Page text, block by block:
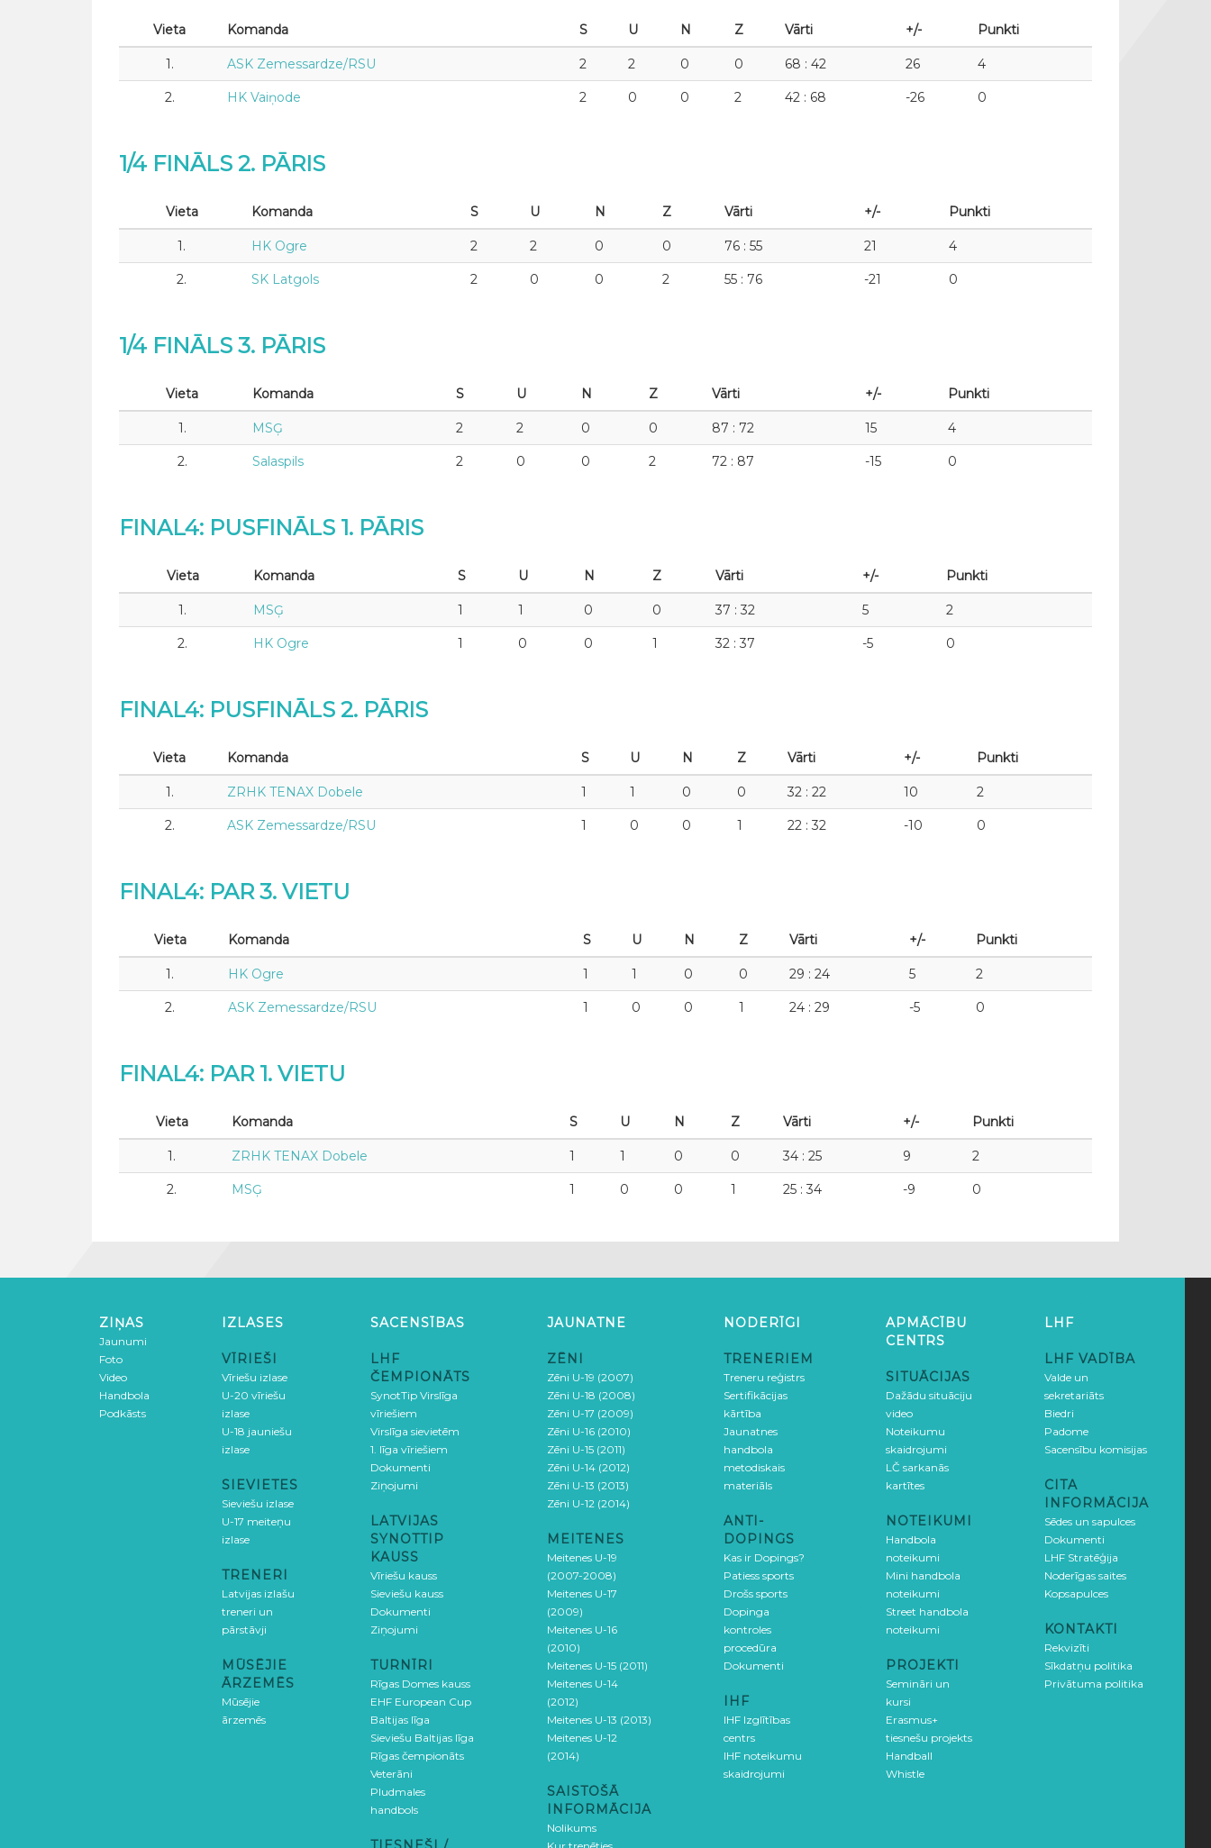
Vieta Komanda S U N Z Vārti +/- Punkti
1. ASK Zemessardze/RSU 2 2 0 0 68 : 42 26 4
2. HK Vaiņode 2 0 0 2 42 : 68 -26 0
1/4 FINĀLS 2. PĀRIS
Vieta Komanda S U N Z Vārti +/- Punkti
1. HK Ogre 2 2 0 0 76 : 55 21 4
2. SK Latgols 2 0 0 2 55 : 76 -21 0
1/4 FINĀLS 3. PĀRIS
Vieta Komanda S U N Z Vārti +/- Punkti
1. MSĢ 2 2 0 0 87 : 72 15 4
2. Salaspils 2 0 0 2 72 : 87 -15 0
FINAL4: PUSFINĀLS 1. PĀRIS
Vieta Komanda S U N Z Vārti +/- Punkti
1. MSĢ 1 1 0 0 37 : 32 5 2
2. HK Ogre 1 0 0 1 32 : 37 -5 0
FINAL4: PUSFINĀLS 2. PĀRIS
Vieta Komanda S U N Z Vārti +/- Punkti
1. ZRHK TENAX Dobele 1 1 0 0 32 : 22 10 2
2. ASK Zemessardze/RSU 1 0 0 1 22 : 32 -10 0
FINAL4: PAR 3. VIETU
Vieta Komanda S U N Z Vārti +/- Punkti
1. HK Ogre 1 1 0 0 29 : 24 5 2
2. ASK Zemessardze/RSU 1 0 0 1 24 : 29 -5 0
FINAL4: PAR 1. VIETU
Vieta Komanda S U N Z Vārti +/- Punkti
1. ZRHK TENAX Dobele 1 1 0 0 34 : 25 9 2
2. MSĢ 1 0 0 1 25 : 34 -9 0
ZIŅAS
Jaunumi
Foto
Video
Handbola
Podkāsts
IZLASES
VĪRIEŠI
Vīriešu izlase
U-20 vīriešu
izlase
U-18 jauniešu
izlase
SIEVIETES
Sieviešu izlase
U-17 meiteņu
izlase
TRENERI
Latvijas izlašu
treneri un
pārstāvji
MŪSĒJIE
ĀRZEMĒS
Mūsējie
ārzemēs
SACENSĪBAS
LHF
ČEMPIONĀTS
SynotTip Virslīga
vīriešiem
Virslīga sievietēm
1. līga vīriešiem
Dokumenti
Ziņojumi
LATVIJAS
SYNOTTIP
KAUSS
Vīriešu kauss
Sieviešu kauss
Dokumenti
Ziņojumi
TURNĪRI
Rīgas Domes kauss
EHF European Cup
Baltijas līga
Sieviešu Baltijas līga
Rīgas čempionāts
Veterāni
Pludmales
handbols
JAUNATNE
ZĒNI
Zēni U-19 (2007)
Zēni U-18 (2008)
Zēni U-17 (2009)
Zēni U-16 (2010)
Zēni U-15 (2011)
Zēni U-14 (2012)
Zēni U-13 (2013)
Zēni U-12 (2014)
MEITENES
Meitenes U-19
(2007-2008)
Meitenes U-17
(2009)
Meitenes U-16
(2010)
Meitenes U-15 (2011)
Meitenes U-14
(2012)
Meitenes U-13 (2013)
Meitenes U-12
(2014)
SAISTOŠĀ
INFORMĀCIJA
Nolikums
NODERĪGI
TRENERIEM
Treneru reģistrs
Sertifikācijas
kārtība
Jaunatnes
handbola
metodiskais
materiāls
ANTI-
DOPINGS
Kas ir Dopings?
Patiess sports
Drošs sports
Dopinga
kontroles
procedūra
Dokumenti
IHF
IHF Izglītības
centrs
IHF noteikumu
skaidrojumi
APMĀCĪBU
CENTRS
SITUĀCIJAS
Dažādu situāciju
video
Noteikumu
skaidrojumi
LČ sarkanās
kartītes
NOTEIKUMI
Handbola
noteikumi
Mini handbola
noteikumi
Street handbola
noteikumi
PROJEKTI
Semināri un
kursi
Erasmus+
tiesnešu projekts
Handball
Whistle
LHF
LHF VADĪBA
Valde un
sekretariāts
Biedri
Padome
Sacensību komisijas
CITA
INFORMĀCIJA
Sēdes un sapulces
Dokumenti
LHF Stratēģija
Noderīgas saites
Kopsapulces
KONTAKTI
Rekvizīti
Sīkdatņu politika
Privātuma politika